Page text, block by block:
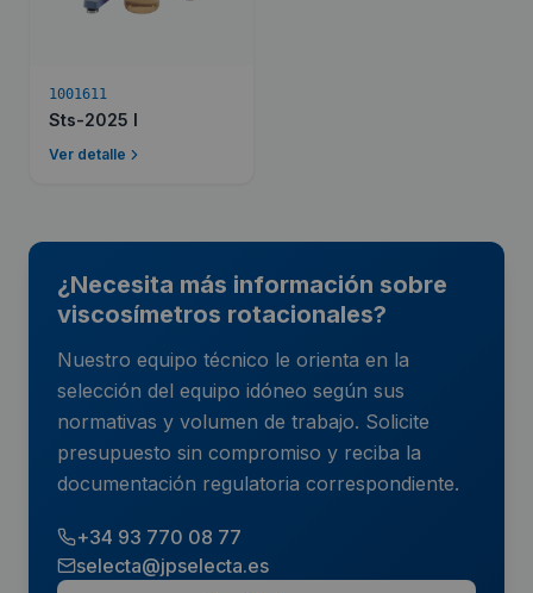
1001611
Sts-2025 l
Ver detalle
¿Necesita más información sobre
viscosímetros rotacionales?
Nuestro equipo técnico le orienta en la
selección del equipo idóneo según sus
normativas y volumen de trabajo. Solicite
presupuesto sin compromiso y reciba la
documentación regulatoria correspondiente.
+34 93 770 08 77
selecta@jpselecta.es